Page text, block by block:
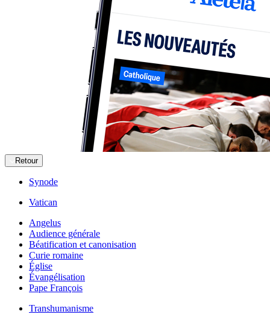
Retour
Synode
Vatican
Angelus
Audience générale
Béatification et canonisation
Curie romaine
Église
Évangélisation
Pape François
Transhumanisme